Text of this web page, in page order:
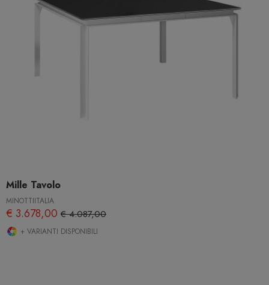
Mille Tavolo
MINOTTIITALIA
€ 3.678,00 € 4.087,00
+ VARIANTI DISPONIBILI